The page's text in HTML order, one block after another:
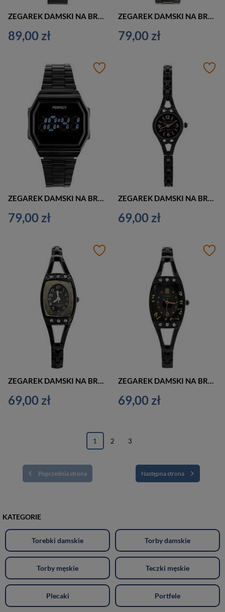
89,00 zł 79,00 zł
ZEGAREK DAMSKI NA BRANSOLECIE ELEGANCKI LED PERFECT A8039 (zp916d)
79,00 zł
ZEGAREK DAMSKI NA BRANSOLECIE ELEGANCKI EXTREIM EXT-Y008A-4A (zx687d)
69,00 zł
69,00 zł 69,00 zł
Poprzednia strona
1 2 3
Następna strona
KATEGORIE
Torebki damskie Torby damskie
Torby męskie Teczki męskie
Plecaki Portfele